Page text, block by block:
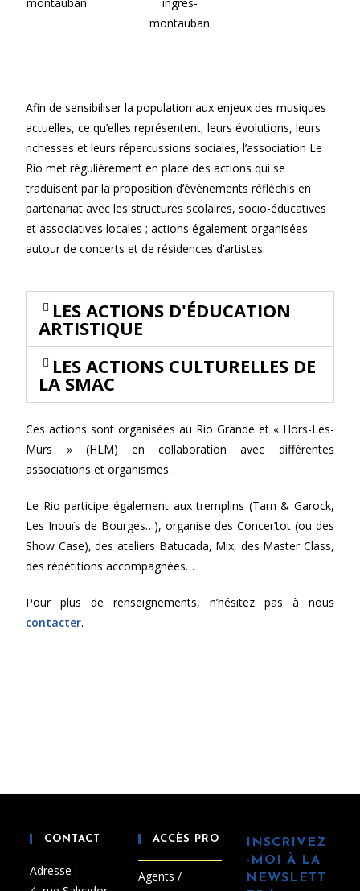
Afin de sensibiliser la population aux enjeux des musiques
actuelles, ce qu’elles représentent, leurs évolutions, leurs
richesses et leurs répercussions sociales, l’association Le
Rio met régulièrement en place des actions qui se
traduisent par la proposition d’événements réfléchis en
partenariat avec les structures scolaires, socio-éducatives
et associatives locales ; actions également organisées
autour de concerts et de résidences d’artistes.
LES ACTIONS D'ÉDUCATION
ARTISTIQUE
LES ACTIONS CULTURELLES DE
LA SMAC
Ces actions sont organisées au Rio Grande et « Hors-Les-
Murs » (HLM) en collaboration avec différentes
associations et organismes.
Le Rio participe également aux tremplins (Tarn & Garock,
Les Inouïs de Bourges…), organise des Concer’tot (ou des
Show Case), des ateliers Batucada, Mix, des Master Class,
des répétitions accompagnées…
Pour plus de renseignements, n’hésitez pas à nous
contacter.
CONTACT
Adresse :
ACCÈS PRO
Agents /
INSCRIVEZ
-MOI À LA
NEWSLETT